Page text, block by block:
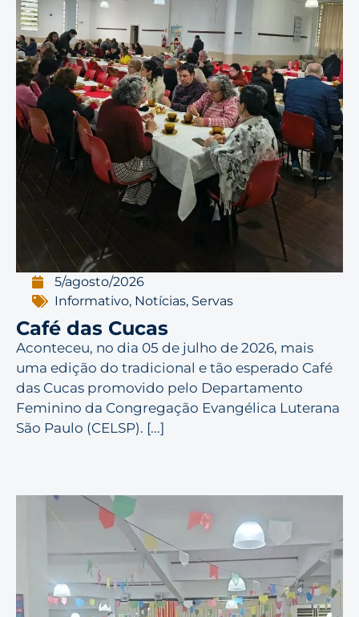
5/agosto/2026
Informativo, Notícias, Servas
Café das Cucas
Aconteceu, no dia 05 de julho de 2026, mais
uma edição do tradicional e tão esperado Café
das Cucas promovido pelo Departamento
Feminino da Congregação Evangélica Luterana
São Paulo (CELSP). [...]